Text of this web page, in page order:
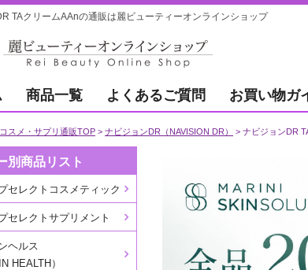
TAクリームAAnの通販は麗ビューティーオンラインショップ
商品一覧 よくあるご質問 お買い物ガ
スメ・サプリ通販TOP ナビジョンDR（NAVISION DR） ナビジョンDR
別商品リスト
セレクトコスメティック
セレクトサプリメント
ヘルス
HEALTH）